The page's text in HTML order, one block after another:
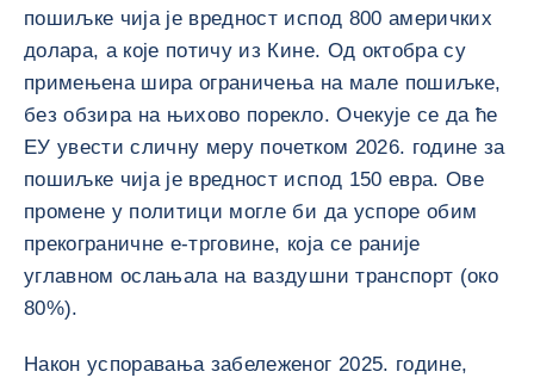
пошиљке чија је вредност испод 800 америчких
долара, а које потичу из Кине. Од октобра су
примењена шира ограничења на мале пошиљке,
без обзира на њихово порекло. Очекује се да ће
ЕУ увести сличну меру почетком 2026. године за
пошиљке чија је вредност испод 150 евра. Ове
промене у политици могле би да успоре обим
прекограничне е-трговине, која се раније
углавном ослањала на ваздушни транспорт (око
80%).
Након успоравања забележеног 2025. године,